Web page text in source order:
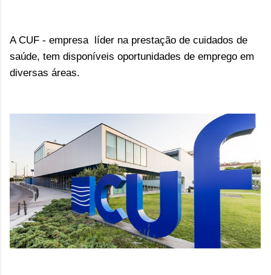
A CUF - empresa líder na prestação de cuidados de
saúde, tem disponíveis oportunidades de emprego em
diversas áreas.